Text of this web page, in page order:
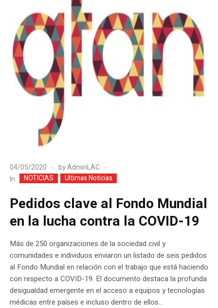
04/05/2020 byAdminLAC
In
NOTICIAS Ultimas Noticias
Pedidos clave al Fondo Mundial
en la lucha contra la COVID-19
Más de 250 organizaciones de la sociedad civil y
comunidades e individuos enviaron un listado de seis pedidos
al Fondo Mundial en relación con el trabajo que está haciendo
con respecto a COVID-19. El documento destaca la profunda
desigualdad emergente en el acceso a equipos y tecnologías
médicas entre países e incluso dentro de ellos...